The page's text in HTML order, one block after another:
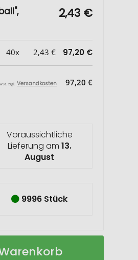
2,43 €
40x 2,43 € 97,20 €
zzgl. Versandkosten 97,20 €
Voraussichtliche
Lieferung am 13.
August
9996 Stück